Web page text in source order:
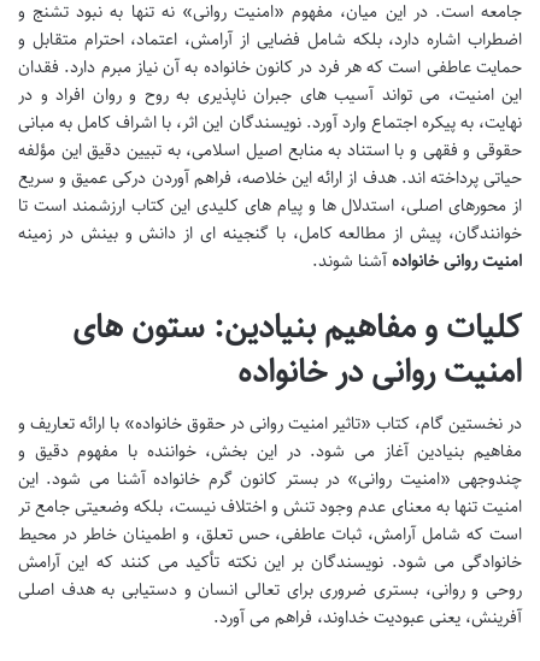
جامعه است. در این میان، مفهوم «امنیت روانی» نه تنها به نبود تشنج و
اضطراب اشاره دارد، بلکه شامل فضایی از آرامش، اعتماد، احترام متقابل و
حمایت عاطفی است که هر فرد در کانون خانواده به آن نیاز مبرم دارد. فقدان
این امنیت، می تواند آسیب های جبران ناپذیری به روح و روان افراد و در
نهایت، به پیکره اجتماع وارد آورد. نویسندگان این اثر، با اشراف کامل به مبانی
حقوقی و فقهی و با استناد به منابع اصیل اسلامی، به تبیین دقیق این مؤلفه
حیاتی پرداخته اند. هدف از ارائه این خلاصه، فراهم آوردن درکی عمیق و سریع
از محورهای اصلی، استدلال ها و پیام های کلیدی این کتاب ارزشمند است تا
خوانندگان، پیش از مطالعه کامل، با گنجینه ای از دانش و بینش در زمینه
امنیت روانی خانوادهآشنا شوند.
کلیات و مفاهیم بنیادین: ستون های
امنیت روانی در خانواده
در نخستین گام، کتاب «تاثیر امنیت روانی در حقوق خانواده» با ارائه تعاریف و
مفاهیم بنیادین آغاز می شود. در این بخش، خواننده با مفهوم دقیق و
چندوجهی «امنیت روانی» در بستر کانون گرم خانواده آشنا می شود. این
امنیت تنها به معنای عدم وجود تنش و اختلاف نیست، بلکه وضعیتی جامع تر
است که شامل آرامش، ثبات عاطفی، حس تعلق، و اطمینان خاطر در محیط
خانوادگی می شود. نویسندگان بر این نکته تأکید می کنند که این آرامش
روحی و روانی، بستری ضروری برای تعالی انسان و دستیابی به هدف اصلی
آفرینش، یعنی عبودیت خداوند، فراهم می آورد.